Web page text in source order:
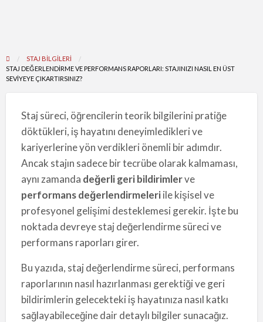
STAJ BILGILERI
STAJ DEĞERLENDIRME VE PERFORMANS RAPORLARI: STAJINIZI NASIL EN ÜST
SEVIYEYE ÇIKARTIRSINIZ?
Staj süreci, öğrencilerin teorik bilgilerini pratiğe
döktükleri, iş hayatını deneyimledikleri ve
kariyerlerine yön verdikleri önemli bir adımdır.
Ancak stajın sadece bir tecrübe olarak kalmaması,
aynı zamanda değerli geri bildirimlerve
performans değerlendirmeleriile kişisel ve
profesyonel gelişimi desteklemesi gerekir. İşte bu
noktada devreye staj değerlendirme süreci ve
performans raporları girer.
Bu yazıda, staj değerlendirme süreci, performans
raporlarının nasıl hazırlanması gerektiği ve geri
bildirimlerin gelecekteki iş hayatınıza nasıl katkı
sağlayabileceğine dair detaylı bilgiler sunacağız.